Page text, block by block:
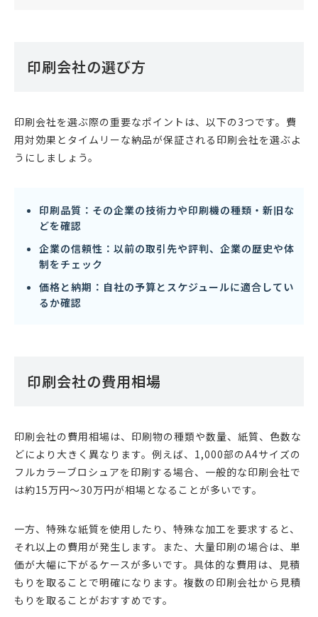
印刷会社の選び方
印刷会社を選ぶ際の重要なポイントは、以下の3つです。費
用対効果とタイムリーな納品が保証される印刷会社を選ぶよ
うにしましょう。
印刷品質：その企業の技術力や印刷機の種類・新旧な
どを確認
企業の信頼性：以前の取引先や評判、企業の歴史や体
制をチェック
価格と納期：自社の予算とスケジュールに適合してい
るか確認
印刷会社の費用相場
印刷会社の費用相場は、印刷物の種類や数量、紙質、色数な
どにより大きく異なります。例えば、1,000部のA4サイズの
フルカラーブロシュアを印刷する場合、一般的な印刷会社で
は約15万円〜30万円が相場となることが多いです。
一方、特殊な紙質を使用したり、特殊な加工を要求すると、
それ以上の費用が発生します。また、大量印刷の場合は、単
価が大幅に下がるケースが多いです。具体的な費用は、見積
もりを取ることで明確になります。複数の印刷会社から見積
もりを取ることがおすすめです。